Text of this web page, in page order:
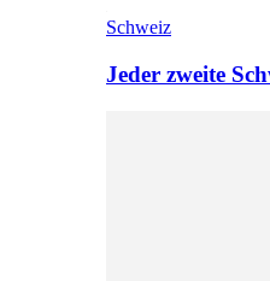
Schweiz
Jeder zweite